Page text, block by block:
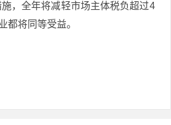
，全年将减轻市场主体税负超过4
都将同等受益。